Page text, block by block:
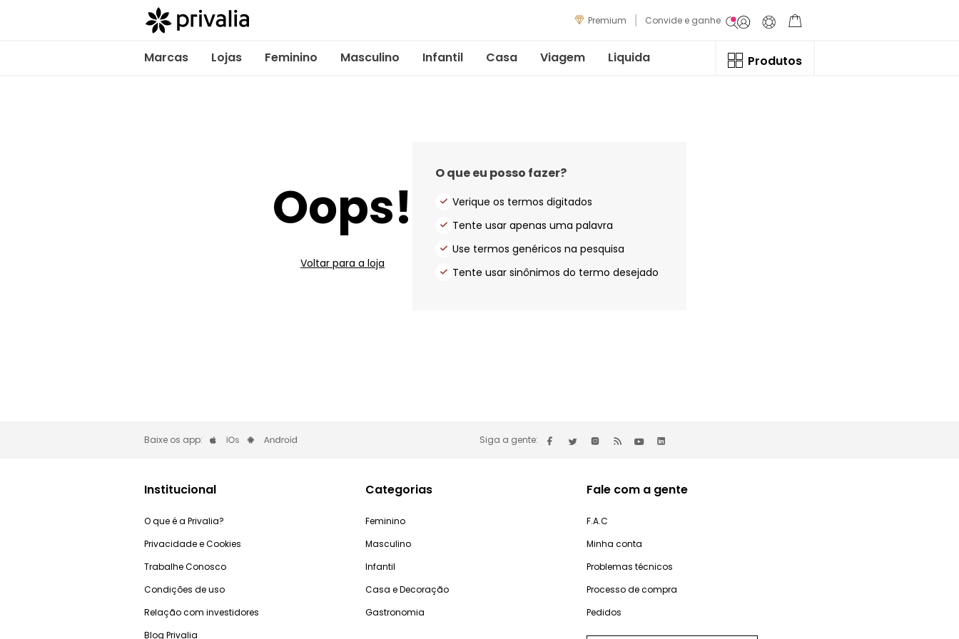
Premium Convide e ganhe
Marcas Lojas Feminino Masculino Infantil Casa Viagem Liquida Produtos
Oops!
Voltar para a loja
O que eu posso fazer?
Verique os termos digitados
Tente usar apenas uma palavra
Use termos genéricos na pesquisa
Tente usar sinônimos do termo desejado
Baixe os app: Siga a gente:
Institucional
O que é a Privalia?
Privacidade e Cookies
Trabalhe Conosco
Condições de uso
Relação com investidores
Blog Privalia
Categorias
Feminino
Masculino
Infantil
Casa e Decoração
Gastronomia
Fale com a gente
F.A.C
Minha conta
Problemas técnicos
Processo de compra
Pedidos